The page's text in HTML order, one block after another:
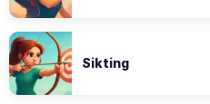
Sikting